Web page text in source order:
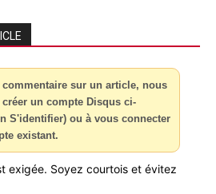
sur un article, nous
un compte Disqus ci-
S'identifier) ou à vous connecter
existant.
exigée. Soyez courtois et évitez